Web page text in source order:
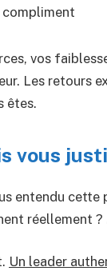
compliment
vos
Les retours
êtes.
vous
entendu cette
réellement ?
Un leader